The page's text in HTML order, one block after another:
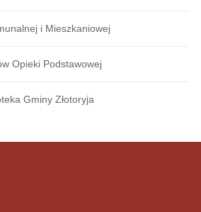
i Mieszkaniowej
Opieki Podstawowej
Gminy Złotoryja